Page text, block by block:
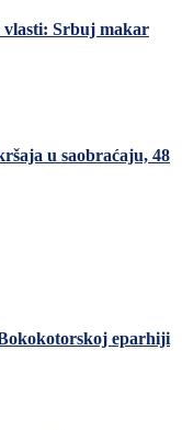
vlasti: Srbuj makar
u saobraćaju, 48
eparhiji